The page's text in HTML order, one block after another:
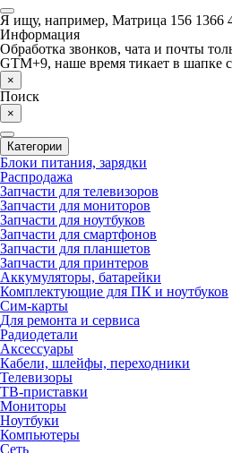
Я ищу, например, Матрица 156 1366
Информация
Обработка звонков, чата и почты
GTM+9, наше время тикает в шапке
×
Поиск
×
Категории
Блоки питания, зарядки
Распродажа
Запчасти для телевизоров
Запчасти для мониторов
Запчасти для ноутбуков
Запчасти для смартфонов
Запчасти для планшетов
Запчасти для принтеров
Аккумуляторы, батарейки
Комплектующие для ПК и ноутбуков
Сим-карты
Для ремонта и сервиса
Радиодетали
Аксессуары
Кабели, шлейфы, переходники
Телевизоры
ТВ-приставки
Мониторы
Ноутбуки
Компьютеры
Сеть